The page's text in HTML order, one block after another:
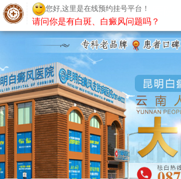
昆明白癜风医院
您好,这里是在线预约挂号平台！
请问你是有白斑、白癜风问题吗？